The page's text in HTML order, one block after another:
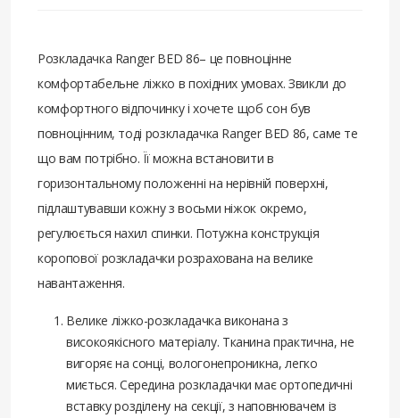
Розкладачка Ranger BED 86– це повноцінне
комфортабельне ліжко в похідних умовах. Звикли до
комфортного відпочинку і хочете щоб сон був
повноцінним, тоді розкладачка Ranger BED 86, саме те
що вам потрібно. Її можна встановити в
горизонтальному положенні на нерівній поверхні,
підлаштувавши кожну з восьми ніжок окремо,
регулюється нахил спинки. Потужна конструкція
коропової розкладачки розрахована на велике
навантаження.
Велике ліжко-розкладачка виконана з
високоякісного матеріалу. Тканина практична, не
вигоряє на сонці, вологонепроникна, легко
миється. Середина розкладачки має ортопедичні
вставку розділену на секції, з наповнювачем із